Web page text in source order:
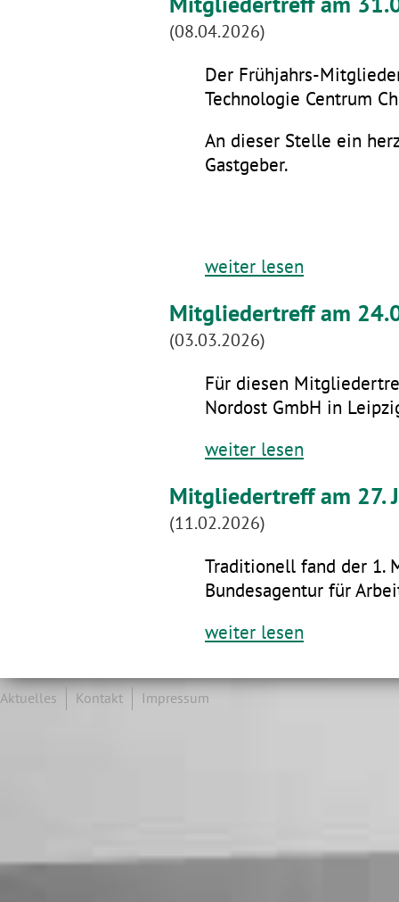
(08.04.2026)
Der Frühjahrs-
Technologie Centrum
An dieser Stelle ein
Gastgeber.
weiter lesen
Mitgliedertreff am
(03.03.2026)
Für diesen
Nordost GmbH in
weiter lesen
Mitgliedertreff am 27.
(11.02.2026)
Traditionell fand der 1.
Bundesagentur für
weiter lesen
Aktuelles Kontakt Impressum